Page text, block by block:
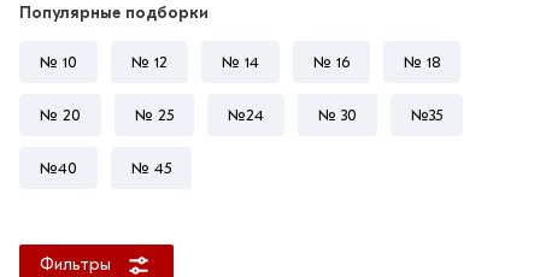
Популярные подборки
№ 10 № 12 № 14 № 16 № 18
№ 20 № 25 №24 № 30 №35
№40 № 45
Фильтры
руб.
6